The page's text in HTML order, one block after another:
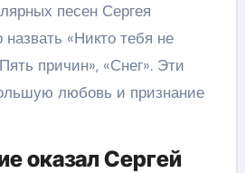
песен Сергея
«Никто тебя не
причин», «Снег». Эти
любовь и признание
оказал Сергей